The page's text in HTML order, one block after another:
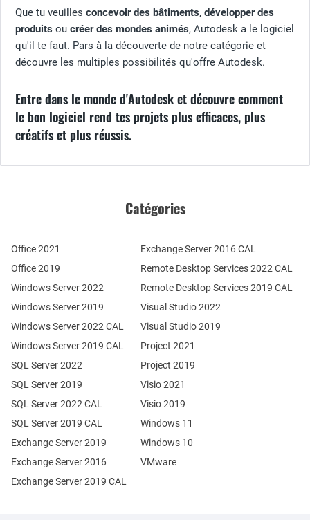
Que tu veuilles concevoir des bâtiments, développer des
produits ou créer des mondes animés, Autodesk a le logiciel
qu'il te faut. Pars à la découverte de notre catégorie et
découvre les multiples possibilités qu'offre Autodesk.
Entre dans le monde d'Autodesk et découvre comment
le bon logiciel rend tes projets plus efficaces, plus
créatifs et plus réussis.
Catégories
Office 2021
Office 2019
Windows Server 2022
Windows Server 2019
Exchange Server 2019
Exchange Server 2016
SQL Server 2022
SQL Server 2019
Windows Server 2022 CAL
Windows Server 2019 CAL
SQL Server 2022 CAL
SQL Server 2019 CAL
Remote Desktop Services 2022 CAL
Remote Desktop Services 2019 CAL
Exchange Server 2019 CAL
Exchange Server 2016 CAL
Visual Studio 2022
Visual Studio 2019
Project 2021
Project 2019
Visio 2021
Visio 2019
Windows 11
Windows 10
VMware